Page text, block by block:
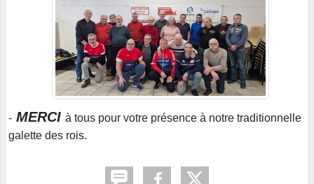
- MERCI à tous pour votre présence à notre traditionnelle
galette des rois.